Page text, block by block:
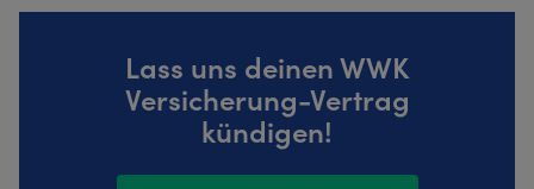
Lass uns deinen WWK
Versicherung-Vertrag
kündigen!